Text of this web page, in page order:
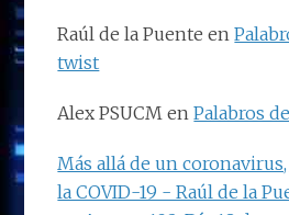
Raúl de la Puente en
twist
Alex PSUCM enPalabros
Más allá de un coronavirus,
la COVID-19 - Raúl de la